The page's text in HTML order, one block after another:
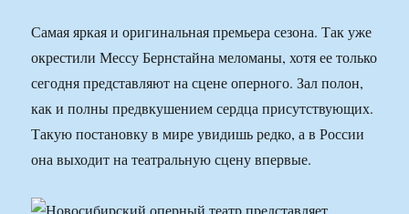
Самая яркая и оригинальная премьера сезона. Так уже
окрестили Мессу Бернстайна меломаны, хотя ее только
сегодня представляют на сцене оперного. Зал полон,
как и полны предвкушением сердца присутствующих.
Такую постановку в мире увидишь редко, а в России
она выходит на театральную сцену впервые.